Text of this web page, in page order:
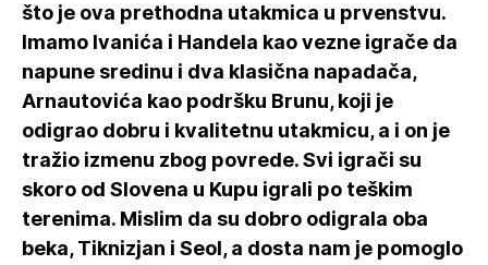
što je ova prethodna utakmica u prvenstvu.
Imamo Ivanića i Handela kao vezne igrače da
napune sredinu i dva klasična napadača,
Arnautovića kao podršku Brunu, koji je
odigrao dobru i kvalitetnu utakmicu, a i on je
tražio izmenu zbog povrede. Svi igrači su
skoro od Slovena u Kupu igrali po teškim
terenima. Mislim da su dobro odigrala oba
beka, Tiknizjan i Seol, a dosta nam je pomoglo